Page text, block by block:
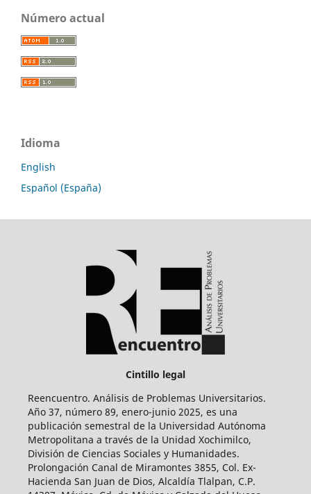
Número actual
Idioma
English
Español (España)
Cintillo legal
Reencuentro. Análisis de Problemas Universitarios.
Año 37, número 89, enero-junio 2025, es una
publicación semestral de la Universidad Autónoma
Metropolitana a través de la Unidad Xochimilco,
División de Ciencias Sociales y Humanidades.
Prolongación Canal de Miramontes 3855, Col. Ex-
Hacienda San Juan de Dios, Alcaldía Tlalpan, C.P.